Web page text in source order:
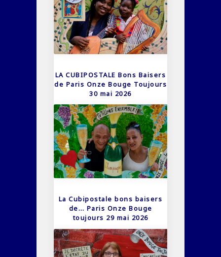
LA CUBIPOSTALE Bons Baisers
de Paris Onze Bouge Toujours
30 mai 2026
La Cubipostale bons baisers
de… Paris Onze Bouge
toujours 29 mai 2026